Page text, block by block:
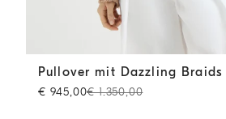
Pullover mit Dazzling Braids Braun
Pullover mit Dazzling Braids
€ 945,00€ 1.350,00